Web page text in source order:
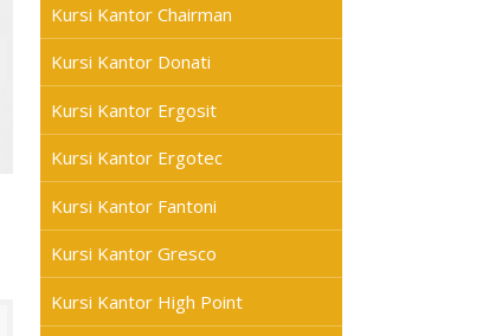
Kursi Kantor Chairman
Kursi Kantor Donati
Kursi Kantor Ergosit
Kursi Kantor Ergotec
Kursi Kantor Fantoni
Kursi Kantor Gresco
Kursi Kantor High Point